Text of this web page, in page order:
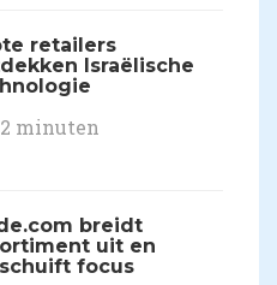
retailers
Israëlische
2 minuten
breidt
uit en
focus